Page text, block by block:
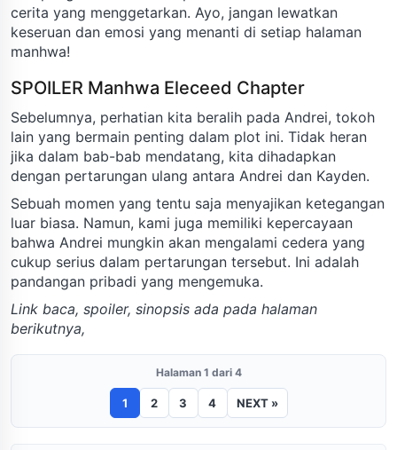
cerita yang menggetarkan. Ayo, jangan lewatkan
keseruan dan emosi yang menanti di setiap halaman
manhwa!
SPOILER Manhwa Eleceed Chapter
Sebelumnya, perhatian kita beralih pada Andrei, tokoh
lain yang bermain penting dalam plot ini. Tidak heran
jika dalam bab-bab mendatang, kita dihadapkan
dengan pertarungan ulang antara Andrei dan Kayden.
Sebuah momen yang tentu saja menyajikan ketegangan
luar biasa. Namun, kami juga memiliki kepercayaan
bahwa Andrei mungkin akan mengalami cedera yang
cukup serius dalam pertarungan tersebut. Ini adalah
pandangan pribadi yang mengemuka.
Link baca, spoiler, sinopsis ada pada halaman
berikutnya,
Halaman 1 dari 4
1 2 3 4 NEXT »